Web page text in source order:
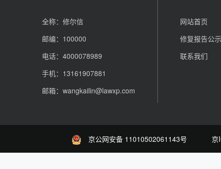
全称：修尔信
邮编：100000
电话：4000078989
手机：13161907881
邮箱：wangkailin@lawxp.com
网站首页
修复报告公
联系我们
京公网安备 11010502061143号 京